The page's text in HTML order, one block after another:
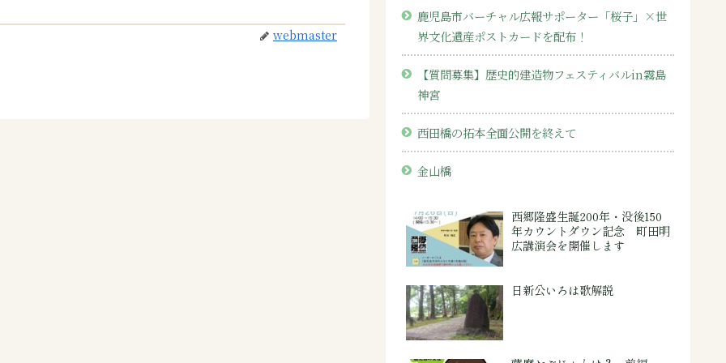
webmaster
鹿児島市バーチャル広報サポーター「桜子」×世
界文化遺産ポストカードを配布！
【質問募集】歴史的建造物フェスティバルin霧島
神宮
西田橋の拓本全面公開を終えて
金山橋
西郷隆盛生誕200年・没後150
年カウントダウン記念 町田明
広講演会を開催します
日新公いろは歌解説